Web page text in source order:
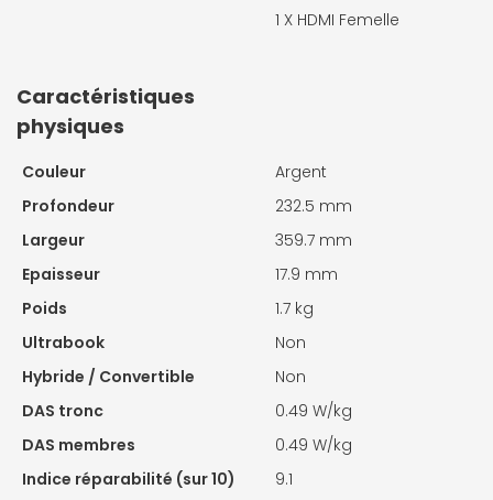
1 X HDMI Femelle
Caractéristiques
physiques
Couleur
Argent
Profondeur
232.5 mm
Largeur
359.7 mm
Epaisseur
17.9 mm
Poids
1.7 kg
Ultrabook
Non
Hybride / Convertible
Non
DAS tronc
0.49 W/kg
DAS membres
0.49 W/kg
Indice réparabilité (sur 10)
9.1